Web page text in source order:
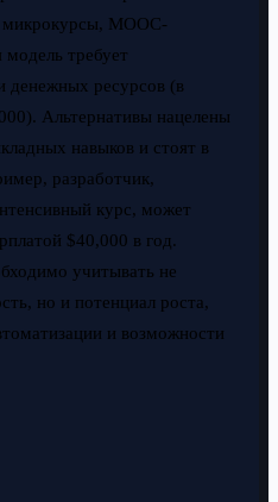
MOOC-
требует
денежных ресурсов (в
Альтернативы нацелены
навыков и стоят в
разработчик,
курс, может
$40,000 в год.
учитывать не
но и потенциал роста,
и возможности